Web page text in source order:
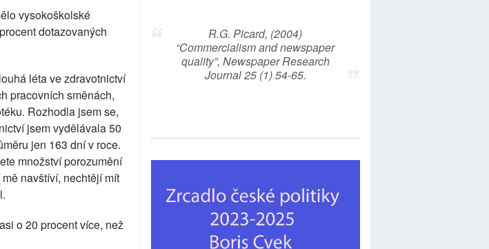
vysokoškolské
dotazovaných
léta ve zdravotnictví
pracovních směnách,
Rozhodla jsem se,
jsem vydělávala 50
jen 163 dní v roce.
množství porozumění
navštíví, nechtějí mít
o 20 procent více, než
R.G. Picard, (2004)
“Commercialism and newspaper
quality”, Newspaper Research
Journal 25 (1) 54-65.